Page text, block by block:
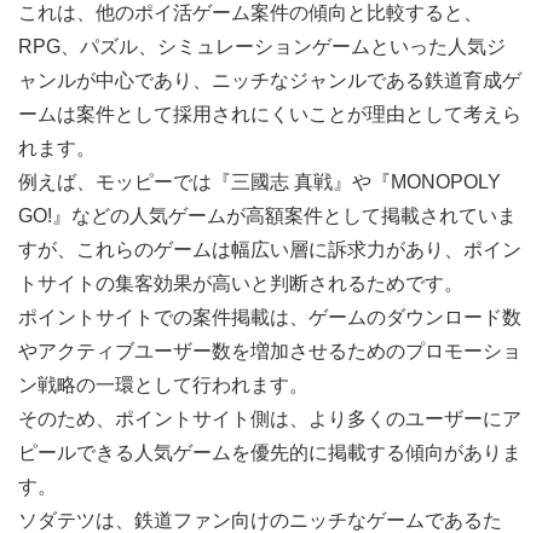
これは、他のポイ活ゲーム案件の傾向と比較すると、
RPG、パズル、シミュレーションゲームといった人気ジ
ャンルが中心であり、ニッチなジャンルである鉄道育成ゲ
ームは案件として採用されにくいことが理由として考えら
れます。
例えば、モッピーでは『三國志 真戦』や『MONOPOLY
GO!』などの人気ゲームが高額案件として掲載されていま
すが、これらのゲームは幅広い層に訴求力があり、ポイン
トサイトの集客効果が高いと判断されるためです。
ポイントサイトでの案件掲載は、ゲームのダウンロード数
やアクティブユーザー数を増加させるためのプロモーショ
ン戦略の一環として行われます。
そのため、ポイントサイト側は、より多くのユーザーにア
ピールできる人気ゲームを優先的に掲載する傾向がありま
す。
ソダテツは、鉄道ファン向けのニッチなゲームであるた